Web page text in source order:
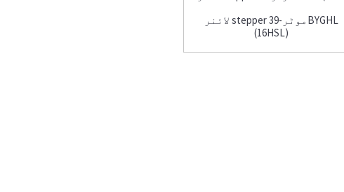
لائنر stepper موٹر-39BYGHL
(16HSL)